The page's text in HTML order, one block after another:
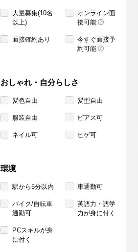
大量募集(10名
以上)
オンライン面
接可能
面接確約あり
今すぐ面接予
約可能
おしゃれ・自分らしさ
髪色自由 髪型自由
服装自由 ピアス可
ネイル可 ヒゲ可
環境
駅から5分以内 車通勤可
バイク/自転車
通勤可
英語力・語学
力が身に付く
PCスキルが身
に付く